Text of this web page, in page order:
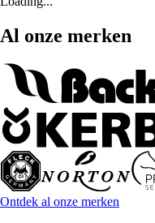
Al onze merken
Ontdek al onze merken